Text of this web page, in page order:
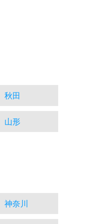
秋田
山形
神奈川